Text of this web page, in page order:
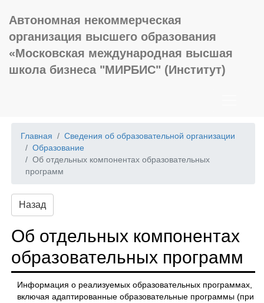
Автономная некоммерческая
организация высшего образования
«Московская международная высшая
школа бизнеса "МИРБИС" (Институт)
Главная
Сведения об образовательной организации
Образование
Об отдельных компонентах образовательных
программ
Назад
Об отдельных компонентах
образовательных программ
Информация о реализуемых образовательных программах,
включая адаптированные образовательные программы (при